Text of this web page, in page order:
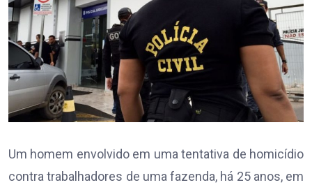
Um homem envolvido em uma tentativa de homicídio
contra trabalhadores de uma fazenda, há 25 anos, em